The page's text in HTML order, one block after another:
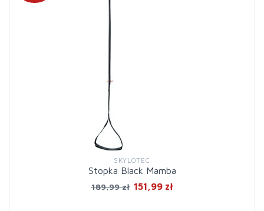
SKYLOTEC
Stopka Black Mamba
189,99 zł 151,99 zł